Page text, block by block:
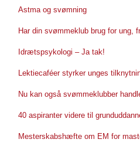
Astma og svømning
Har din svømmeklub brug for
Idrætspsykologi – Ja tak!
Lektiecaféer styrker unges
Nu kan også svømmeklubber
40 aspiranter videre til
Mesterskabshæfte om EM for